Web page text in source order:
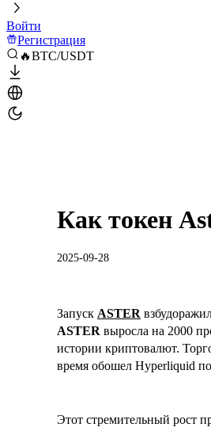
Войти
Регистрация
🔥BTC/USDT
Как токен
2025-09-28
Запуск ASTER
ASTER выросла на 2000
истории криптовалют.
время обошел Hyperliquid
Этот стремительный рост